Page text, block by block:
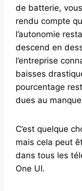
de batterie,
rendu compte
l’autonomie
descend en
l’entreprise
baisses
pourcentage
dues au
C’est quelque
mais cela peut
dans tous les
One UI.